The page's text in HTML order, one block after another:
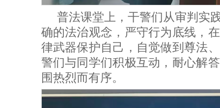
普法课堂上，干警们从审判实
确的法治观念，严守行为底线，
律武器保护自己，自觉做到尊法
警们与同学们积极互动，耐心解
围热烈而有序。